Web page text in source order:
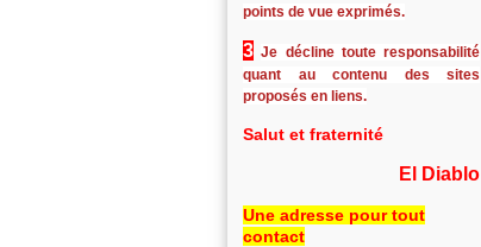
points de vue exprimés.
3 Je décline toute responsabilité
quant au contenu des sites
proposés en liens.
Salut et fraternité
El Diablo
Une adresse pour tout
contact